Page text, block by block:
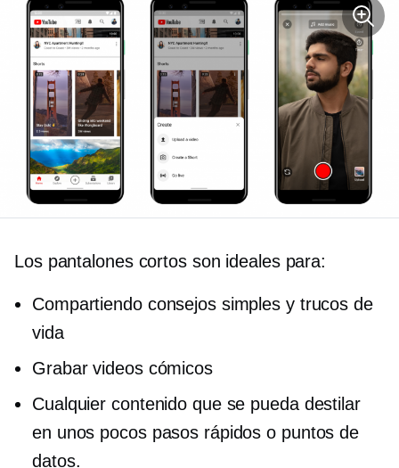
Los pantalones cortos son ideales para:
Compartiendo consejos simples y trucos de
vida
Grabar videos cómicos
Cualquier contenido que se pueda destilar
en unos pocos pasos rápidos o puntos de
datos.